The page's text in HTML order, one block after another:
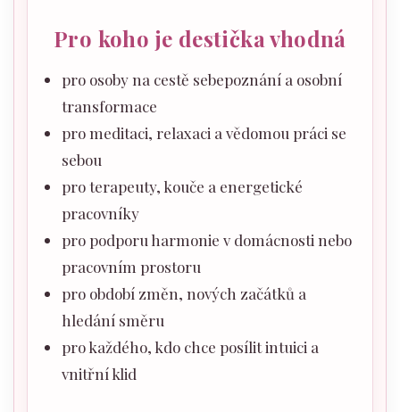
Pro koho je destička vhodná
pro osoby na cestě sebepoznání a osobní
transformace
pro meditaci, relaxaci a vědomou práci se
sebou
pro terapeuty, kouče a energetické
pracovníky
pro podporu harmonie v domácnosti nebo
pracovním prostoru
pro období změn, nových začátků a
hledání směru
pro každého, kdo chce posílit intuici a
vnitřní klid